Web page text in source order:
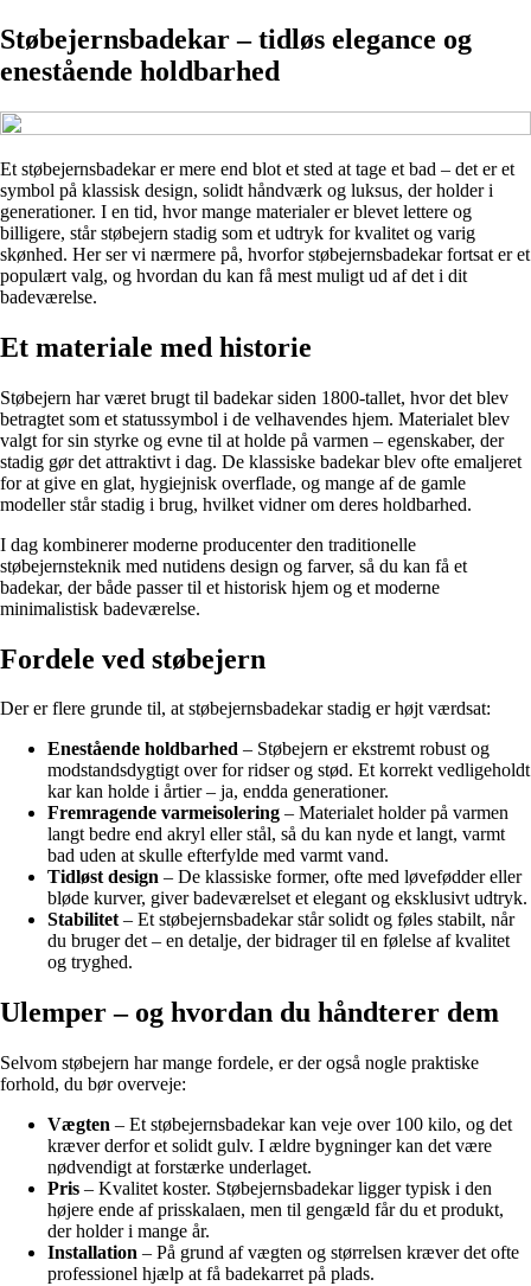
Støbejernsbadekar – tidløs elegance og
enestående holdbarhed
Et støbejernsbadekar er mere end blot et sted at tage et bad – det er et
symbol på klassisk design, solidt håndværk og luksus, der holder i
generationer. I en tid, hvor mange materialer er blevet lettere og
billigere, står støbejern stadig som et udtryk for kvalitet og varig
skønhed. Her ser vi nærmere på, hvorfor støbejernsbadekar fortsat er et
populært valg, og hvordan du kan få mest muligt ud af det i dit
badeværelse.
Et materiale med historie
Støbejern har været brugt til badekar siden 1800-tallet, hvor det blev
betragtet som et statussymbol i de velhavendes hjem. Materialet blev
valgt for sin styrke og evne til at holde på varmen – egenskaber, der
stadig gør det attraktivt i dag. De klassiske badekar blev ofte emaljeret
for at give en glat, hygiejnisk overflade, og mange af de gamle
modeller står stadig i brug, hvilket vidner om deres holdbarhed.
I dag kombinerer moderne producenter den traditionelle
støbejernsteknik med nutidens design og farver, så du kan få et
badekar, der både passer til et historisk hjem og et moderne
minimalistisk badeværelse.
Fordele ved støbejern
Der er flere grunde til, at støbejernsbadekar stadig er højt værdsat:
Enestående holdbarhed – Støbejern er ekstremt robust og
modstandsdygtigt over for ridser og stød. Et korrekt vedligeholdt
kar kan holde i årtier – ja, endda generationer.
Fremragende varmeisolering – Materialet holder på varmen
langt bedre end akryl eller stål, så du kan nyde et langt, varmt
bad uden at skulle efterfylde med varmt vand.
Tidløst design – De klassiske former, ofte med løvefødder eller
bløde kurver, giver badeværelset et elegant og eksklusivt udtryk.
Stabilitet– Et støbejernsbadekar står solidt og føles stabilt, når
du bruger det – en detalje, der bidrager til en følelse af kvalitet
og tryghed.
Ulemper – og hvordan du håndterer dem
Selvom støbejern har mange fordele, er der også nogle praktiske
forhold, du bør overveje:
Vægten – Et støbejernsbadekar kan veje over 100 kilo, og det
kræver derfor et solidt gulv. I ældre bygninger kan det være
nødvendigt at forstærke underlaget.
Pris – Kvalitet koster. Støbejernsbadekar ligger typisk i den
højere ende af prisskalaen, men til gengæld får du et produkt,
der holder i mange år.
Installation – På grund af vægten og størrelsen kræver det ofte
professionel hjælp at få badekarret på plads.